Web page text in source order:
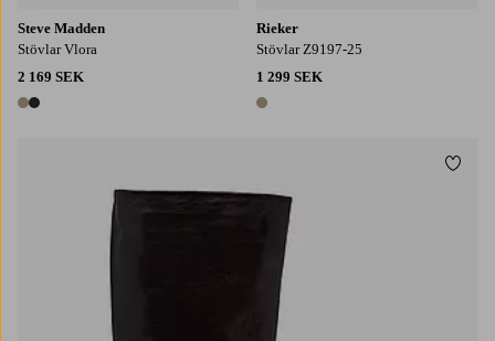
Steve Madden
Stövlar Vlora
2 169 SEK
2 färger
Rieker
Stövlar Z9197-25
1 299 SEK
1 färg